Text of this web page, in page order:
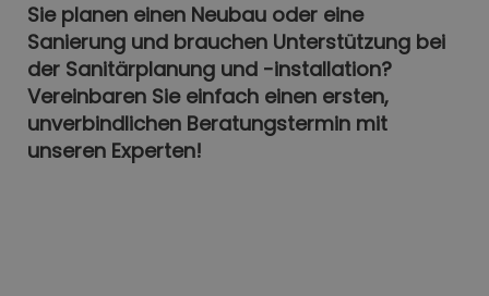
Sie planen einen Neubau oder eine
Sanierung und brauchen Unterstützung bei
der Sanitärplanung und -installation?
Vereinbaren Sie einfach einen ersten,
unverbindlichen Beratungstermin mit
unseren Experten!